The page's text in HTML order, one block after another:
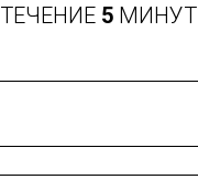
ТЕЧЕНИЕ 5МИНУТ